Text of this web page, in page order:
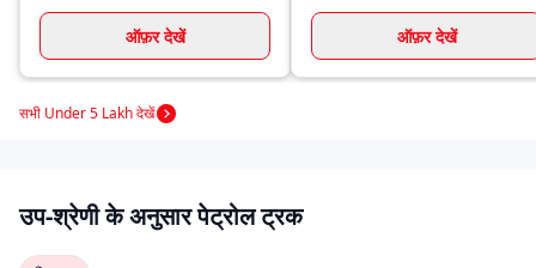
ऑफ़र देखें ऑफ़र देखें
सभी Under 5 Lakh देखें
उप-श्रेणी के अनुसार पेट्रोल ट्रक